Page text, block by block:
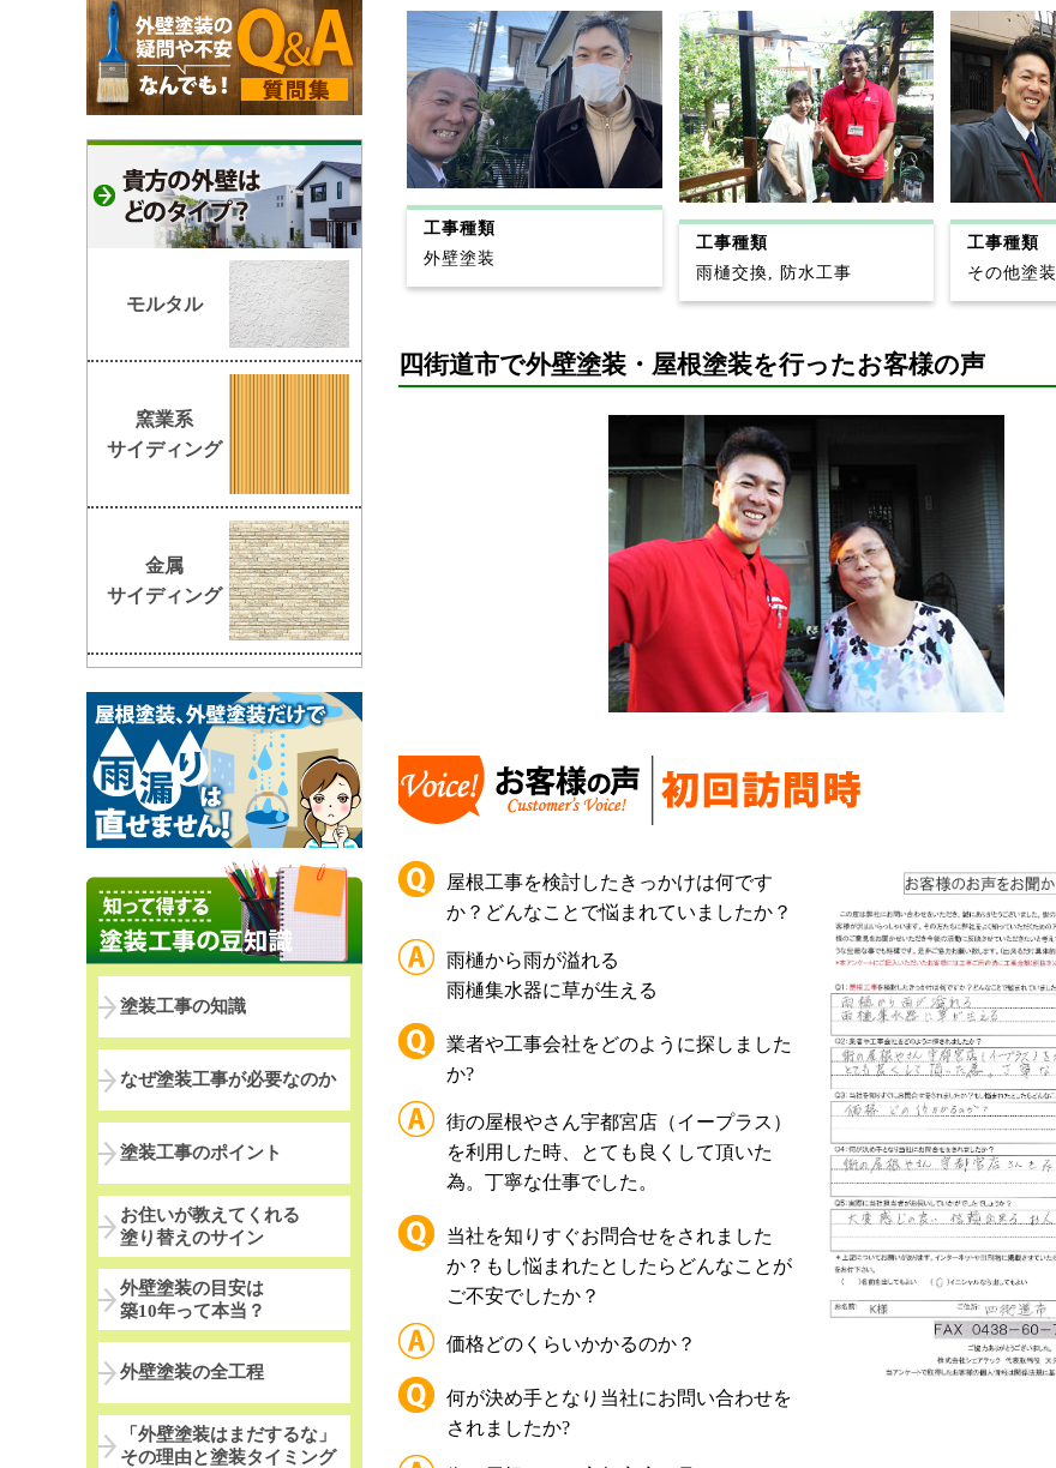
工事種類
外壁塗装
工事種類
雨樋交換, 防水工事
工事種類
その他塗装
四街道市で外壁塗装・屋根塗装を行ったお客様の声
屋根工事を検討したきっかけは何です
か？どんなことで悩まれていましたか？
雨樋から雨が溢れる
雨樋集水器に草が生える
業者や工事会社をどのように探しました
か?
街の屋根やさん宇都宮店（イープラス）
を利用した時、とても良くして頂いた
為。丁寧な仕事でした。
当社を知りすぐお問合せをされました
か？もし悩まれたとしたらどんなことが
ご不安でしたか？
価格どのくらいかかるのか？
何が決め手となり当社にお問い合わせを
されましたか?
モルタル
窯業系
サイディング
金属
サイディング
塗装工事の知識
なぜ塗装工事が必要なのか
塗装工事のポイント
お住いが教えてくれる
塗り替えのサイン
外壁塗装の目安は
築10年って本当？
外壁塗装の全工程
「外壁塗装はまだするな」
その理由と塗装タイミング